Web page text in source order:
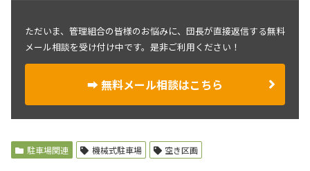
ただいま、管理組合の皆様のお悩みに、団長が直接返信する無料
メール相談を受け付け中です。是非ご利用ください！
➡ 無料メール相談はこちら
駐車場関連 機械式駐車場 空き区画